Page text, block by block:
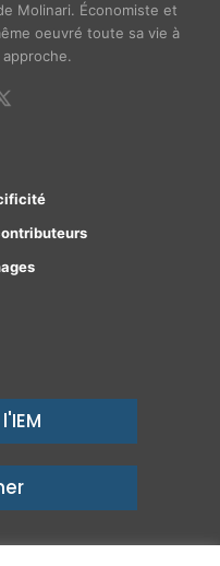
Molinari. Économiste et
oeuvré toute sa vie à